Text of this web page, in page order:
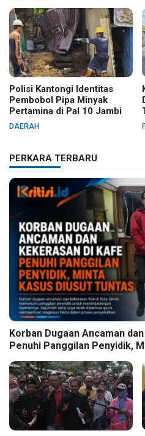
Polisi Kantongi Identitas
Pembobol Pipa Minyak
Pertamina di Pal 10 Jambi
DAERAH
PERKARA TERBARU
Korban Dugaan Ancaman
Penuhi Panggilan Penyidik,